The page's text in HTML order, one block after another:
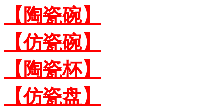
【陶瓷碗】
【仿瓷碗】
【陶瓷杯】
【仿瓷盘】